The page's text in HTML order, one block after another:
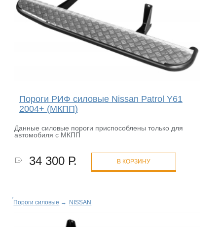
Пороги РИФ силовые Nissan Patrol Y61
2004+ (MКПП)
Данные силовые пороги приспособлены только для
автомобиля с МКПП
34 300 Р. В КОРЗИНУ
Пороги силовые → NISSAN